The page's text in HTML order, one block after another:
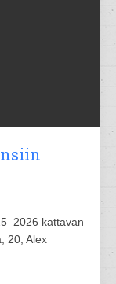
kattavan
20, Alex